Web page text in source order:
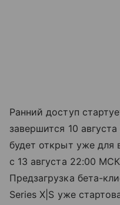
Ранний доступ
завершится 10
будет открыт уже для
с 13 августа 22:00
Предзагрузка бета-
Series X|S уже